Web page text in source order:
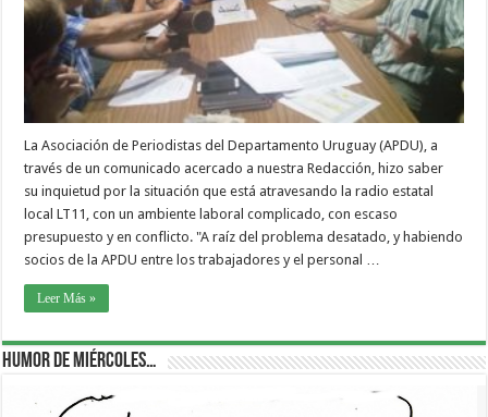
La Asociación de Periodistas del Departamento Uruguay (APDU), a
través de un comunicado acercado a nuestra Redacción, hizo saber
su inquietud por la situación que está atravesando la radio estatal
local LT11, con un ambiente laboral complicado, con escaso
presupuesto y en conflicto. "A raíz del problema desatado, y habiendo
socios de la APDU entre los trabajadores y el personal …
Leer Más »
Humor de Miércoles…